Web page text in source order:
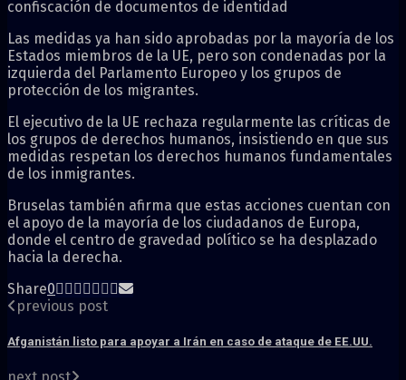
confiscación de documentos de identidad
Las medidas ya han sido aprobadas por la mayoría de los
Estados miembros de la UE, pero son condenadas por la
izquierda del Parlamento Europeo y los grupos de
protección de los migrantes.
El ejecutivo de la UE rechaza regularmente las críticas de
los grupos de derechos humanos, insistiendo en que sus
medidas respetan los derechos humanos fundamentales
de los inmigrantes.
Bruselas también afirma que estas acciones cuentan con
el apoyo de la mayoría de los ciudadanos de Europa,
donde el centro de gravedad político se ha desplazado
hacia la derecha.
Share0
previous post
Afganistán listo para apoyar a Irán en caso de ataque de EE.UU.